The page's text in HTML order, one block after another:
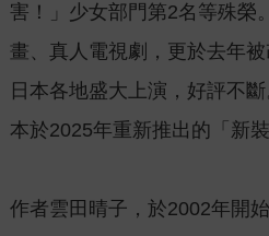
害！」少女部門第2名等殊榮
畫、真人電視劇，更於去年
日本各地盛大上演，好評不
本於2025年重新推出的「新裝
作者雲田晴子，於2002年開